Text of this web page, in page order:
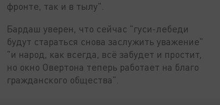
фронте, так и в тылу".
Бардаш уверен, что сейчас "гуси-лебеди
будут стараться снова заслужить уважение"
"и народ, как всегда, всё забудет и простит,
но окно Овертона теперь работает на благо
гражданского общества".